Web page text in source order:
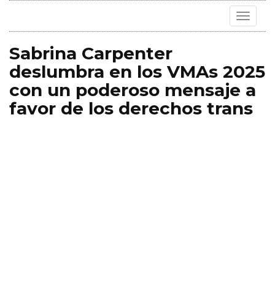
Toggle
Sabrina Carpenter
deslumbra en los VMAs 2025
con un poderoso mensaje a
favor de los derechos trans